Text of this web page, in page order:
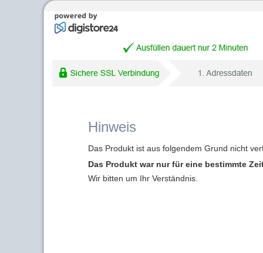
Hinweis
Das Produkt ist aus folgendem Grund nicht
Das Produkt war nur für eine bestimmte
Wir bitten um Ihr Verständnis.